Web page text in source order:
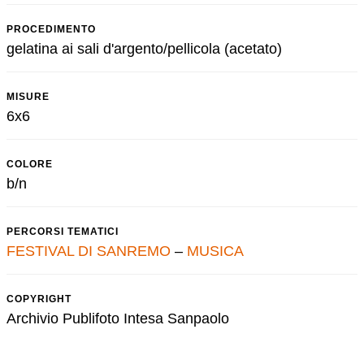
PROCEDIMENTO
gelatina ai sali d'argento/pellicola (acetato)
MISURE
6x6
COLORE
b/n
PERCORSI TEMATICI
FESTIVAL DI SANREMO – MUSICA
COPYRIGHT
Archivio Publifoto Intesa Sanpaolo